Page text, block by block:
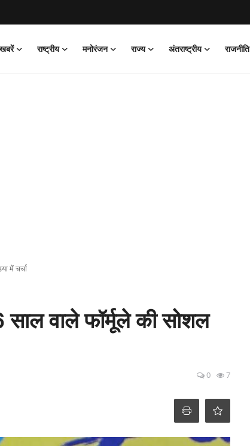
राष्ट्रीय मनोरंजन राज्य अंतराष्ट्रीय राजनीति
में चर्चा
साल वाले फॉर्मूले की सोशल
0 7